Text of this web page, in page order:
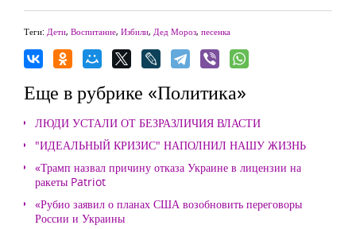
Теги: Дети, Воспитание, Избили, Дед Мороз, песенка
Еще в рубрике «Политика»
ЛЮДИ УСТАЛИ ОТ БЕЗРАЗЛИЧИЯ ВЛАСТИ
"ИДЕАЛЬНЫЙ КРИЗИС" НАПОЛНИЛ НАШУ ЖИЗНЬ
«Трамп назвал причину отказа Украине в лицензии на
ракеты Patriot
«Рубио заявил о планах США возобновить переговоры
России и Украины